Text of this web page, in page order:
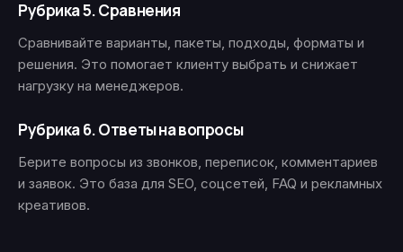
Рубрика 5. Сравнения
Сравнивайте варианты, пакеты, подходы, форматы и
решения. Это помогает клиенту выбрать и снижает
нагрузку на менеджеров.
Рубрика 6. Ответы на вопросы
Берите вопросы из звонков, переписок, комментариев
и заявок. Это база для SEO, соцсетей, FAQ и рекламных
креативов.